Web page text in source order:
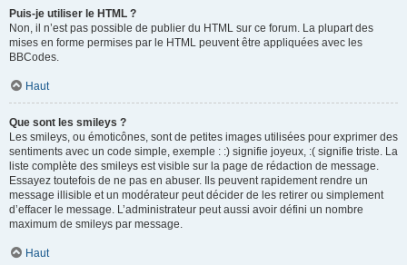
Puis-je utiliser le HTML ?
Non, il n’est pas possible de publier du HTML sur ce forum. La plupart des
mises en forme permises par le HTML peuvent être appliquées avec les
BBCodes.
Haut
Que sont les smileys ?
Les smileys, ou émoticônes, sont de petites images utilisées pour exprimer des
sentiments avec un code simple, exemple : :) signifie joyeux, :( signifie triste. La
liste complète des smileys est visible sur la page de rédaction de message.
Essayez toutefois de ne pas en abuser. Ils peuvent rapidement rendre un
message illisible et un modérateur peut décider de les retirer ou simplement
d’effacer le message. L’administrateur peut aussi avoir défini un nombre
maximum de smileys par message.
Haut